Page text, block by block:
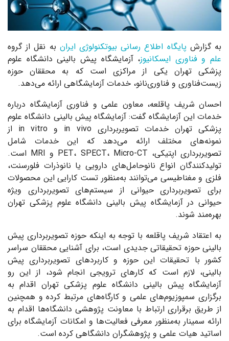
به گزارش پایگاه اطلاع رسانی بیوتکنولوژی ایران به نقل از گروه
علم و فناوری ایسکانیوز، آزمایشگاه پیش بالینی دانشگاه علوم
پزشکی تهران یکی از مراکزی است که به محققان حوزه
زیست‌فناوری و فناوری‌نانو، خدمات آزمایشگاهی ارائه می‌دهد.
احسان شریف پاقلعه، معاون علمی و فناوری آزمایشگاه درباره
خدمات این آزمایشگاه گفت: آزمایشگاه پیش بالینی دانشگاه علوم
پزشکی تهران خدمات تصویربرداری in vivo و in vitro از
نمونه‌های مختلف ارائه می‌دهد که این خدمات شامل
تصویربرداری اپتیکی، PET، SPECT، Micro-CT و MRI است.
تولیدکنندگان انواع نانوحامل‌های دارویی یا نانوذرات فلورسنت،
فلزی و مغناطیسی می‌توانند به‌منظور تست کارایی این محصولات
برای تصویربرداری حیوانی از سیستم‌های تصویربرداری ویژه
حیوانی در آزمایشگاه پیش بالینی دانشگاه علوم پزشکی تهران
بهره‌مند شوند.
به اعتقاد شریف پاقلعه با توجه به اینکه حوزه تصویربرداری پیش
بالینی حوزه تحقیقاتی جدیدی است، برای آشنایی محققان سراسر
کشور با تحقیقات این حوزه و کاربردهای تصویربرداری پیش
بالینی، لازم است که کارهای ترویجی انجام شود، از این رو
آزمایشگاه پیش بالینی دانشگاه علوم پزشکی تهران اقدام به
برگزاری سمپوزیوم‌های علمی و کارگاه‌های مرتبط کرده و همچنین
از طریق برقراری ارتباط با معاونت پژوهشی دانشگاه‌ها اقدام به
ارائه سمینار به‌منظور معرفی فعالیت‌ها و امکانات آزمایشگاه برای
اساتید هیات علمی و پژوهشگران دانشگاهی کرده است.